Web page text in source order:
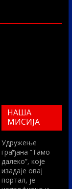
НАША
МИСИЈА
Удружење
грађана “Тамо
далеко”, које
изадаје овај
портал, је